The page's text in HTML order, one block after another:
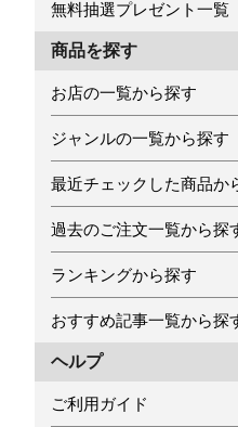
無料抽選プレゼント一覧
商品を探す
お店の一覧から探す
ジャンルの一覧から探す
最近チェックした商品か
過去のご注文一覧から探
ランキングから探す
おすすめ記事一覧から探
ヘルプ
ご利用ガイド